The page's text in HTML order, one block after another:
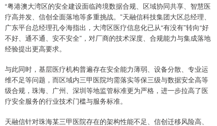
“粤港澳大湾区的安全建设面临跨境数据合规、区域协同共享、智慧医
疗高并发、信创全面落地等多重挑战。”天融信科技集团大区总经理、
广东平台总经理孔令海指出，大湾区医疗信息化已从“有没有”转向“好
不好、通不通、安不安全”，对厂商的技术深度、合规能力与集成落地
经验提出更高要求。
与此同时，基层医疗机构普遍存在安全能力薄弱、设备分散、专业运
维不足等问题，而区域内三甲医院均需落实等保三级与数据安全高等
级合规，珠海、广州、深圳等地监管标准更为严格，进一步拉高了医
疗安全服务的行业技术门槛与服务标准。
天融信针对珠海某三甲医院存在的架构性能不足、信创迁移风险高、